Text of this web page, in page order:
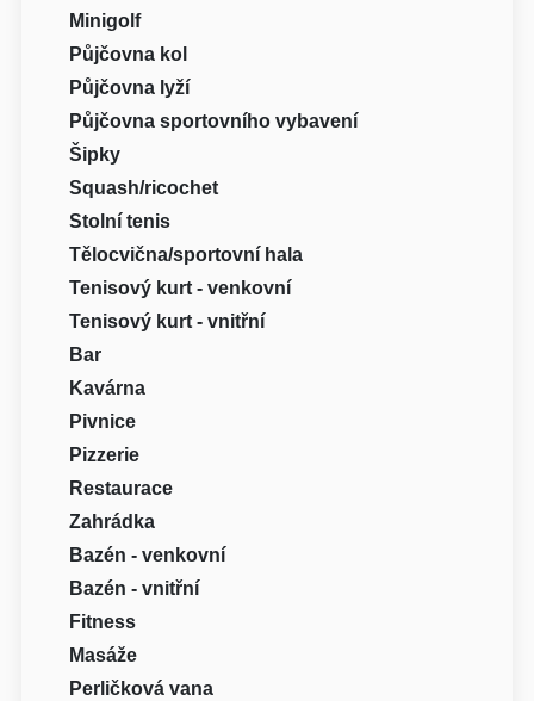
Minigolf
Půjčovna kol
Půjčovna lyží
Půjčovna sportovního vybavení
Šipky
Squash/ricochet
Stolní tenis
Tělocvična/sportovní hala
Tenisový kurt - venkovní
Tenisový kurt - vnitřní
Bar
Kavárna
Pivnice
Pizzerie
Restaurace
Zahrádka
Bazén - venkovní
Bazén - vnitřní
Fitness
Masáže
Perličková vana